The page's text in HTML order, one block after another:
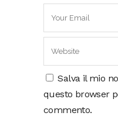
Salva il mio
questo browser
commento.